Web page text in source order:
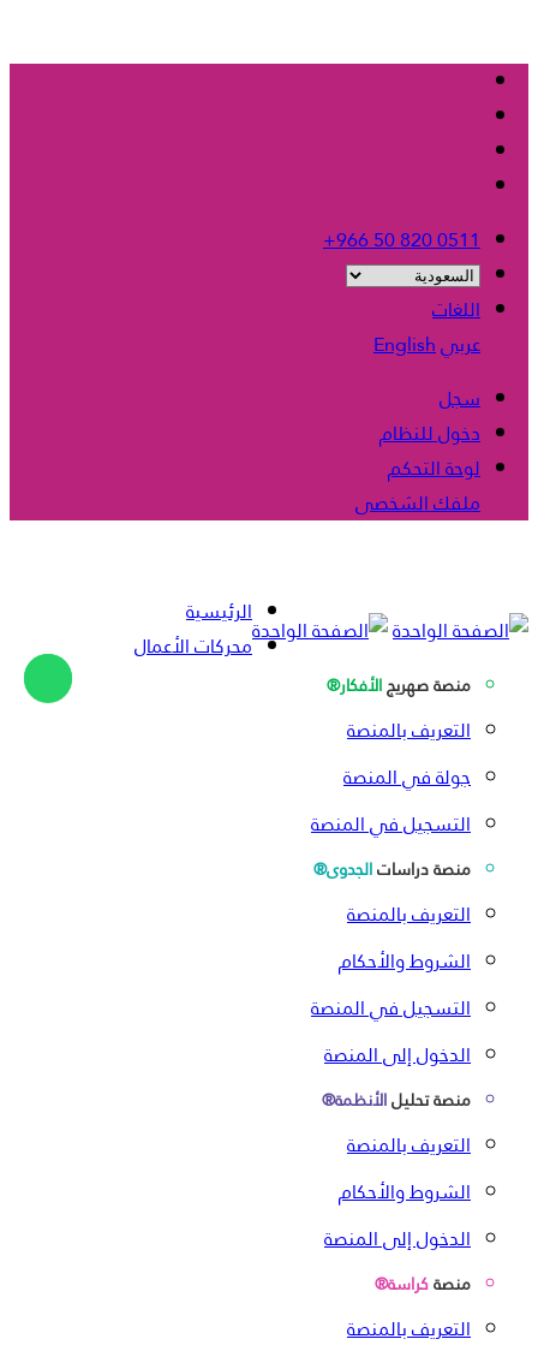
+966 50 820 0511
اللغات
عربيEnglish
سجل
دخول للنظام
لوحة التحكم
ملفك الشخصى
الرئيسية
محركات الأعمال
منصة صهريجالأفكار®
التعريف بالمنصة
جولة في المنصة
التسجيل في المنصة
منصة دراساتالجدوى®
التعريف بالمنصة
الشروط والأحكام
التسجيل في المنصة
الدخول إلى المنصة
منصة تحليلالأنظمة®
التعريف بالمنصة
الشروط والأحكام
الدخول إلى المنصة
منصةكراسة®
التعريف بالمنصة